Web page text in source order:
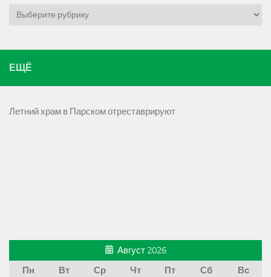
Рубрики
ЕЩЁ
Летний храм в Парском отреставрируют
Август 2026
Пн
Вт Ср Чт Пт Сб
Вс